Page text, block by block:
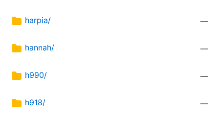
harpia/ —
hannah/ —
h990/ —
h918/ —